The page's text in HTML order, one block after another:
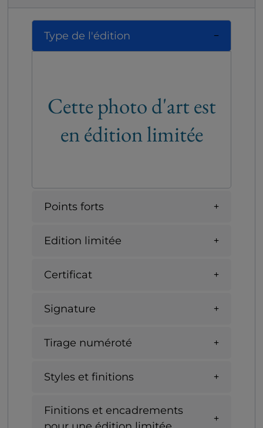
Type de l'édition
Cette photo d'art est
en édition limitée
Points forts
Edition limitée
Certificat
Signature
Tirage numéroté
Styles et finitions
Finitions et encadrements